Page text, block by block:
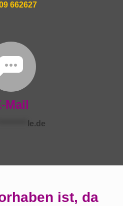
662627
Mail
le.de
ist, da